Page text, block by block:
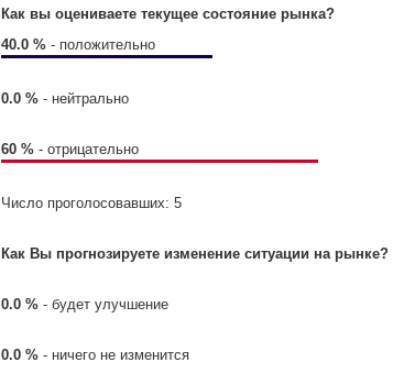
Как вы оцениваете текущее состояние рынка?
40.0 % - положительно
0.0 % - нейтрально
60 % - отрицательно
Число проголосовавших: 5
Как Вы прогнозируете изменение ситуации на рынке?
0.0 % - будет улучшение
0.0 % - ничего не изменится